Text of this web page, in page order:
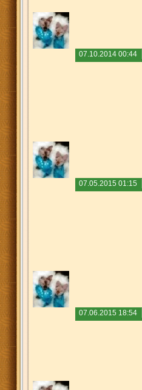
07.10.2014 00:44
07.05.2015 01:15
07.06.2015 18:54